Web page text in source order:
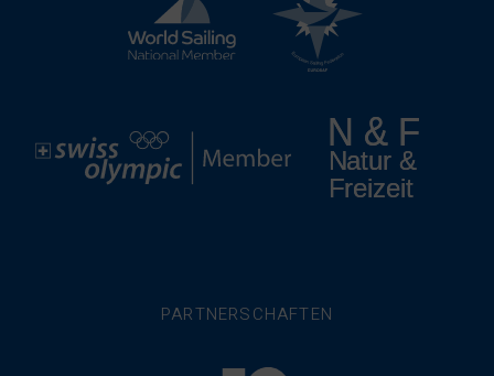
PARTNERSCHAFTEN